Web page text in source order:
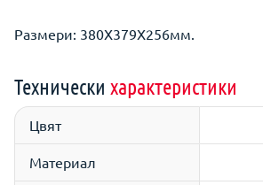
Размери: 380Х379Х256мм.
Технически характеристики
Цвят
Материал